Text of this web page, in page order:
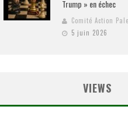
Trump » en échec
Comité Action
5 juin 2026
VIEWS